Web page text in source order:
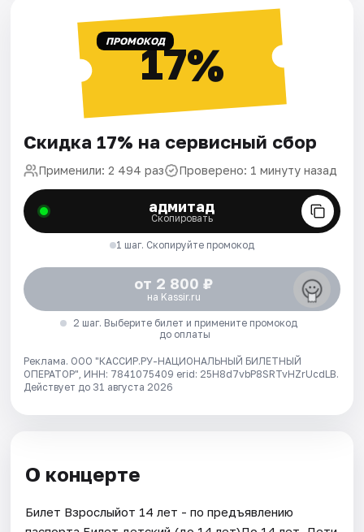
ПРОМОКОД17%
Скидка 17% на сервисный сбор
Применили: 2 494 раз Проверено: 1 минуту назад
адмитад
Скопировать
1 шаг. Скопируйте промокод
от 2 800 ₽
на Kassir.ru
2 шаг. Выберите билет и примените промокод
до оплаты
Реклама. ООО "КАССИР.РУ-НАЦИОНАЛЬНЫЙ БИЛЕТНЫЙ
ОПЕРАТОР", ИНН: 7841075409 erid: 25H8d7vbP8SRTvHZrUcdLB.
Действует до 31 августа 2026
О концерте
Билет Взрослыйот 14 лет - по предъявлению